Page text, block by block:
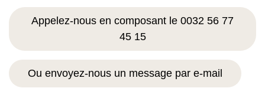
Appelez-nous en composant le 0032 56 77
45 15
Ou envoyez-nous un message par e-mail